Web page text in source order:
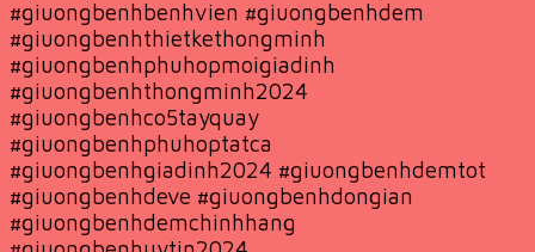
#giuongbenhbenhvien #giuongbenhdem
#giuongbenhthietkethongminh
#giuongbenhphuhopmoigiadinh
#giuongbenhthongminh2024
#giuongbenhco5tayquay
#giuongbenhphuhoptatca
#giuongbenhgiadinh2024 #giuongbenhdemtot
#giuongbenhdeve #giuongbenhdongian
#giuongbenhdemchinhhang